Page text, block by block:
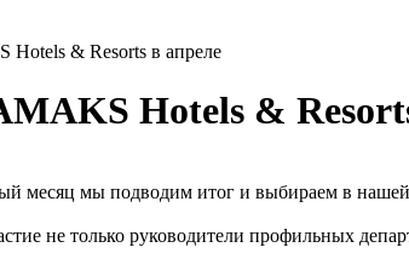
& Resorts в апреле
Hotels &
месяц мы подводим итог и выбираем в
не только руководители профильных